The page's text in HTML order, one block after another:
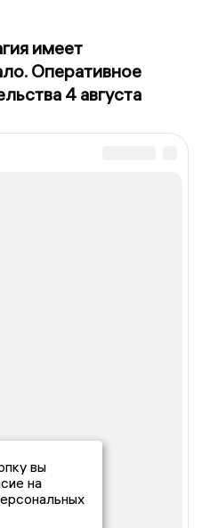
имеет
Оперативное
4 августа
вы
на